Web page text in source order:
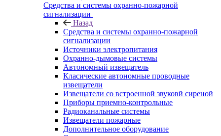
Средства и системы охранно-пожарной
сигнализации
Назад
Средства и системы охранно-пожарной
сигнализации
Источники электропитания
Охранно-дымовые системы
Автономный извещатель
Класические автономные проводные
извещатели
Извещатели со встроенной звуковй сиреной
Приборы приемно-контрольные
Радиоканальные системы
Извещатели пожарные
Дополнительное оборудование